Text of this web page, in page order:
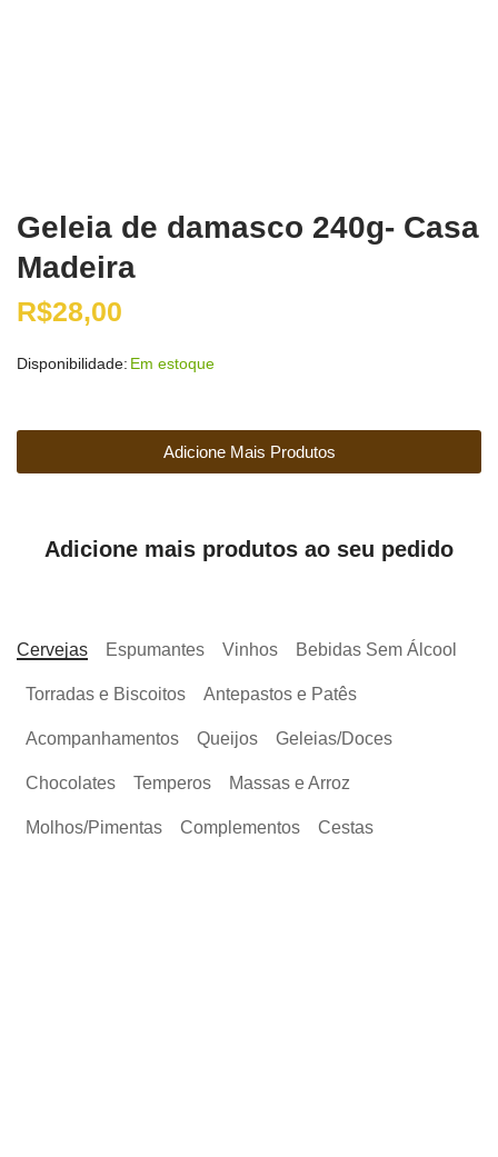
Geleia de damasco 240g- Casa
Madeira
R$28,00
Disponibilidade: Em estoque
Adicione Mais Produtos
Adicione mais produtos ao seu pedido
Cervejas Espumantes Vinhos Bebidas Sem Álcool
Torradas e Biscoitos Antepastos e Patês
Acompanhamentos Queijos Geleias/Doces
Chocolates Temperos Massas e Arroz
Molhos/Pimentas Complementos Cestas